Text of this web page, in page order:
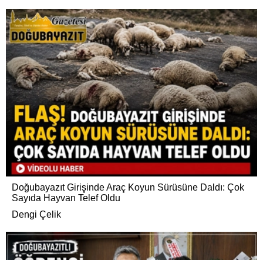
Doğubayazıt Girişinde Araç Koyun Sürüsüne Daldı: Çok
Sayıda Hayvan Telef Oldu
Dengi Çelik